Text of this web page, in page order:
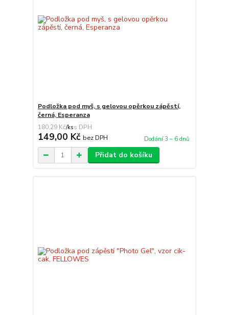
Podložka pod myš, s gelovou opěrkou zápěstí,
černá, Esperanza
180,29 Kč/ks
149,00 Kč bez DPH Dodání 3 – 6 dnů
Přidat do košíku